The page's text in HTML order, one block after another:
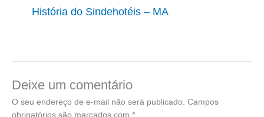
História do Sindehotéis – MA
Deixe um comentário
O seu endereço de e-mail não será publicado. Campos
obrigatórios são marcados com *